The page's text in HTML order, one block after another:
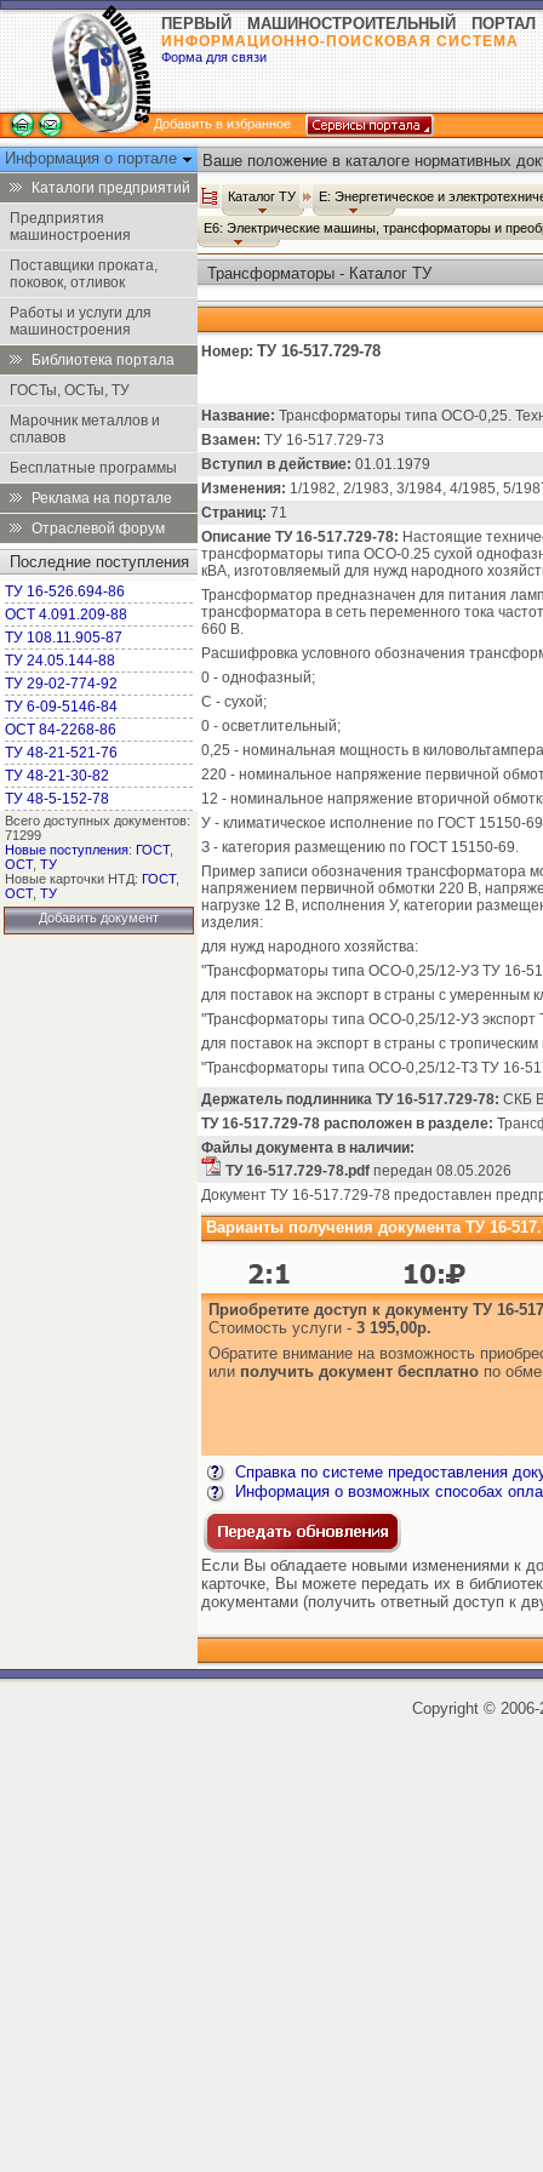
ПЕРВЫЙ МАШИНОСТРОИТЕЛЬНЫЙ ПОРТАЛ
ИНФОРМАЦИОННО-ПОИСКОВАЯ СИСТЕМА
Форма для связи
Добавить в избранное
Информация о портале
Каталоги предприятий
Предприятия
машиностроения
Поставщики проката,
поковок, отливок
Работы и услуги для
машиностроения
Библиотека портала
ГОСТы, ОСТы, ТУ
Марочник металлов и
сплавов
Бесплатные программы
Реклама на портале
Отраслевой форум
Последние поступления
ТУ 16-526.694-86
ОСТ 4.091.209-88
ТУ 108.11.905-87
ТУ 24.05.144-88
ТУ 29-02-774-92
ТУ 6-09-5146-84
ОСТ 84-2268-86
ТУ 48-21-521-76
ТУ 48-21-30-82
ТУ 48-5-152-78
Всего доступных документов:
71299
Новые поступления: ГОСТ,
ОСТ, ТУ
Новые карточки НТД: ГОСТ,
ОСТ, ТУ
Добавить документ
Ваше положение в каталоге нормативных
Каталог ТУ Е: Энергетическое и
Е6: Электрические машины, трансформаторы и
Трансформаторы - Каталог ТУ
Номер: ТУ 16-517.729-78
Название: Трансформаторы типа ОСО-0,25.
Взамен: ТУ 16-517.729-73
Вступил в действие: 01.01.1979
Изменения: 1/1982, 2/1983, 3/1984, 4/1985, 5/
Страниц: 71
Описание ТУ 16-517.729-78: Настоящие
трансформаторы типа ОСО-0.25 сухой
кВА, изготовляемый для нужд народного
Трансформатор предназначен для питания
трансформатора в сеть переменного тока
660 В.
Расшифровка условного обозначения
0 - однофазный;
С - сухой;
0 - осветлительный;
0,25 - номинальная мощность в
220 - номинальное напряжение первичной
12 - номинальное напряжение вторичной
У - климатическое исполнение по ГОСТ 15150-
З - категория размещению по ГОСТ 15150-69.
Пример записи обозначения трансформатора
напряжением первичной обмотки 220 В,
нагрузке 12 В, исполнения У, категории
изделия:
для нужд народного хозяйства:
"Трансформаторы типа ОСО-0,25/12-УЗ ТУ 16-
для поставок на экспорт в страны с умеренным
"Трансформаторы типа ОСО-0,25/12-УЗ экспорт
для поставок на экспорт в страны с
"Трансформаторы типа ОСО-0,25/12-ТЗ ТУ 16-
Держатель подлинника ТУ 16-517.729-78: СКБ
ТУ 16-517.729-78 расположен в разделе:
Файлы документа в наличии:
ТУ 16-517.729-78.pdf передан 08.05.2026
Документ ТУ 16-517.729-78 предоставлен
Варианты получения документа ТУ 16-
Приобретите доступ к документу ТУ 16-
Стоимость услуги - 3 195,00р.
Обратите внимание на возможность
или получить документ бесплатно по
Справка по системе предоставления
Информация о возможных способах
Если Вы обладаете новыми изменениями к
карточке, Вы можете передать их в
документами (получить ответный доступ к
Copyright ©